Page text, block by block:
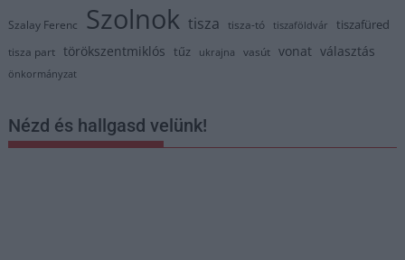
Szalay Ferenc Szolnok tisza tisza-tó tiszaföldvár tiszafüred
tisza part törökszentmiklós tűz ukrajna vasút vonat választás
önkormányzat
Nézd és hallgasd velünk!